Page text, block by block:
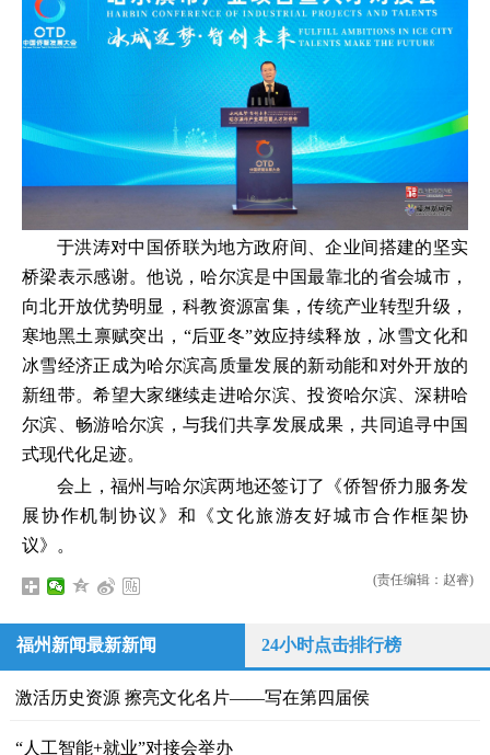
于洪涛对中国侨联为地方政府间、企业间搭建的坚实
桥梁表示感谢。他说，哈尔滨是中国最靠北的省会城市，
向北开放优势明显，科教资源富集，传统产业转型升级，
寒地黑土禀赋突出，“后亚冬”效应持续释放，冰雪文化和
冰雪经济正成为哈尔滨高质量发展的新动能和对外开放的
新纽带。希望大家继续走进哈尔滨、投资哈尔滨、深耕哈
尔滨、畅游哈尔滨，与我们共享发展成果，共同追寻中国
式现代化足迹。
会上，福州与哈尔滨两地还签订了《侨智侨力服务发
展协作机制协议》和《文化旅游友好城市合作框架协
议》。
(责任编辑：赵睿)
福州新闻最新新闻 24小时点击排行榜
激活历史资源 擦亮文化名片——写在第四届侯
“人工智能+就业”对接会举办